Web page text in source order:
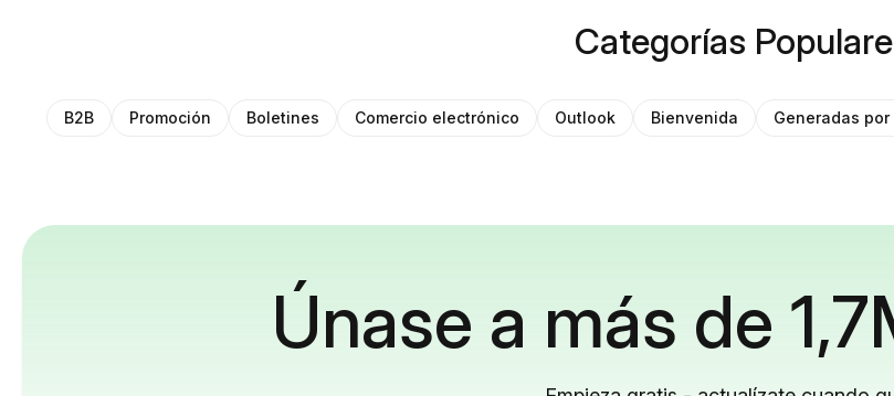
Categorías
B2B Promoción Boletines Comercio electrónico Outlook Bienvenida Generadas por
Únase a más de